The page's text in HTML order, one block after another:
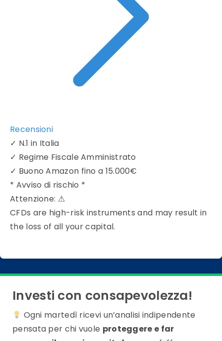
Recensioni
✓ N.1 in Italia
✓ Regime Fiscale Amministrato
✓ Buono Amazon fino a 15.000€
* Avviso di rischio *
Attenzione: ⚠
CFDs are high-risk instruments and may result in
the loss of all your capital.
Investi con consapevolezza!
Ogni martedì ricevi un’analisi indipendente
pensata per chi vuole proteggere e far